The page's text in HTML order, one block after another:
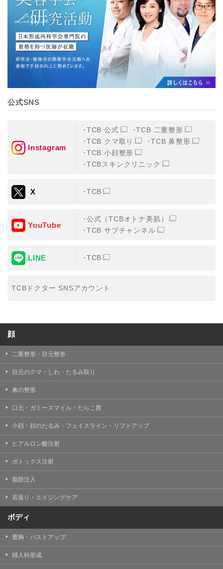
TCBグループは、取り扱う個人情報を、厳正な管理の下
に蓄積・保管し、当該個人情報への不正アクセス・紛
失・破壊・改ざんおよび漏洩等を防止するため、必要か
つ適切な組織的・人的・物理的・技術的防御措置を講じ
ます。
【個人情報の共同利用について】
TCBグループは、【利用目的】達成に必要な範囲で、取
得情報を共同して利用することがあります。
なお、共同利用にあたっては、一般社団法人メディカル
す。
一般社団法人メディカルアライアンス
①共同して利用される情報
②共同して利用する者の範囲
③共同利用する者の利用目的
【外部委託について】
おいて、取得情報の取扱いの全部または一部を外部の業
務委託先に委託することがあります。取得情報の取り扱
TCBグループは、個人情報保護法その他の法令により認
められる場合を除き、患者様の同意なしに、取得情報を
ん。
【個人情報の開示・訂正・利用停止について】
TCBグループは、本人の申し出により個人情報に関する
開示、訂正、更新、削除、利用停止その他お問い合わせ
について、これを適切に対応します。
【Cookie(クッキー)について】
Cookieは、一般的にインターネット閲覧を行う際、又は
の閲覧情報を記憶させておく機能です。
TCBグループでは、Cookie及び類似技術を使用して収集
を分析し、パフォーマンス改善や、WEBサイトを通じて
提供するサービスの向上・改善のため、Cookieを使用す
ることがあります。ご使用のブラウザによりCookieを無
ジが正しく表示されなくなる場合がありますのでご留意
ください。
公式SNS
Instagram
TCB 公式
TCB 二重整形
TCB クマ取り
TCB 鼻整形
TCB 小顔整形
TCBスキンクリニック
X TCB
YouTube
公式（TCBオトナ美肌）
TCB サブチャンネル
LINE TCB
TCBドクター SNSアカウント
顔
二重整形・目元整形
目元のクマ・しわ・たるみ取り
鼻の整形
口元・ガミースマイル・たらこ唇
小顔・顔のたるみ・フェイスライン・リフトアップ
ヒアルロン酸注射
ボトックス注射
脂肪注入
若返り・エイジングケア
ボディ
豊胸・バストアップ
婦人科形成